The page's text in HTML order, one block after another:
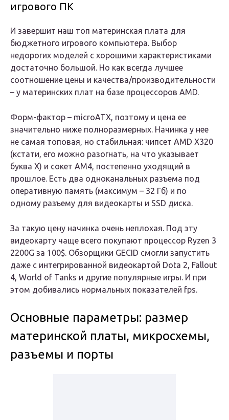
игрового ПК
И завершит наш топ материнская плата для
бюджетного игрового компьютера. Выбор
недорогих моделей с хорошими характеристиками
достаточно большой. Но как всегда лучшее
соотношение цены и качества/производительности
– у материнских плат на базе процессоров AMD.
Форм-фактор – microATX, поэтому и цена ее
значительно ниже полноразмерных. Начинка у нее
не самая топовая, но стабильная: чипсет AMD X320
(кстати, его можно разогнать, на что указывает
буква X) и сокет AM4, постепенно уходящий в
прошлое. Есть два одноканальных разъема под
оперативную память (максимум – 32 Гб) и по
одному разъему для видеокарты и SSD диска.
За такую цену начинка очень неплохая. Под эту
видеокарту чаще всего покупают процессор Ryzen 3
2200G за 100$. Обзорщики GECID смогли запустить
даже с интегрированной видеокартой Dota 2, Fallout
4, World of Tanks и другие популярные игры. И при
этом добивались нормальных показателей fps.
Основные параметры: размер
материнской платы, микросхемы,
разъемы и порты